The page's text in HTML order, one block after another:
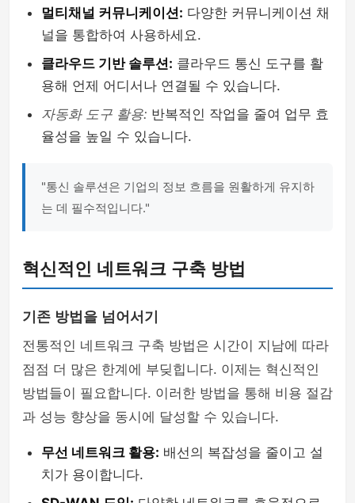
멀티채널 커뮤니케이션: 다양한 커뮤니케이션 채
널을 통합하여 사용하세요.
클라우드 기반 솔루션: 클라우드 통신 도구를 활
용해 언제 어디서나 연결될 수 있습니다.
자동화 도구 활용: 반복적인 작업을 줄여 업무 효
율성을 높일 수 있습니다.
"통신 솔루션은 기업의 정보 흐름을 원활하게 유지하
는 데 필수적입니다."
혁신적인 네트워크 구축 방법
기존 방법을 넘어서기
전통적인 네트워크 구축 방법은 시간이 지남에 따라
점점 더 많은 한계에 부딪힙니다. 이제는 혁신적인
방법들이 필요합니다. 이러한 방법을 통해 비용 절감
과 성능 향상을 동시에 달성할 수 있습니다.
무선 네트워크 활용: 배선의 복잡성을 줄이고 설
치가 용이합니다.